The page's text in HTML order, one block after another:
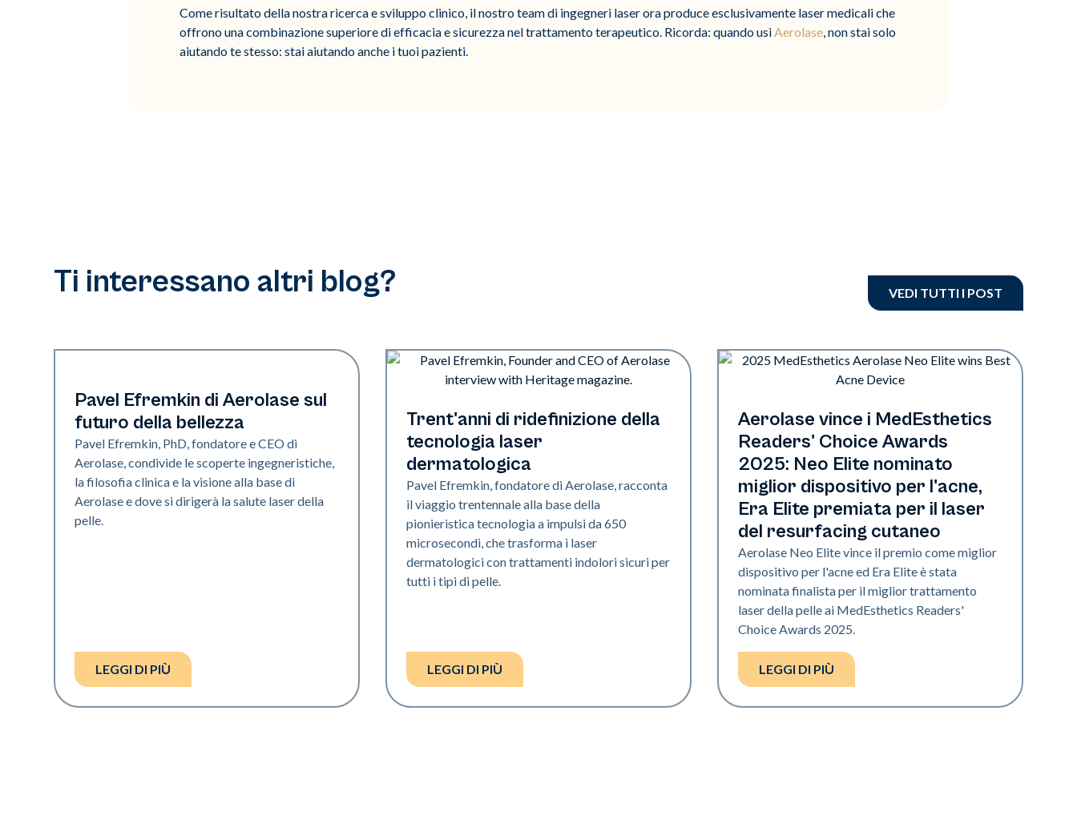
Come risultato della nostra ricerca e sviluppo clinico, il nostro team di ingegneri laser ora produce esclusivamente laser medicali che
offrono una combinazione superiore di efficacia e sicurezza nel trattamento terapeutico. Ricorda: quando usiAerolase, non stai solo
aiutando te stesso: stai aiutando anche i tuoi pazienti.
Ti interessano altri blog? VEDI TUTTI I POST
Industria
Pavel Efremkin di Aerolase sul
futuro della bellezza
Pavel Efremkin, PhD, fondatore e CEO di
Aerolase, condivide le scoperte ingegneristiche,
la filosofia clinica e la visione alla base di
Aerolase e dove si dirigerà la salute laser della
pelle.
LEGGI DI PIÙ
Industria
Trent'anni di ridefinizione della
tecnologia laser
dermatologica
Pavel Efremkin, fondatore di Aerolase, racconta
il viaggio trentennale alla base della
pionieristica tecnologia a impulsi da 650
microsecondi, che trasforma i laser
dermatologici con trattamenti indolori sicuri per
tutti i tipi di pelle.
LEGGI DI PIÙ
Industria
Aerolase vince i MedEsthetics
Readers' Choice Awards
2025: Neo Elite nominato
miglior dispositivo per l'acne,
Era Elite premiata per il laser
del resurfacing cutaneo
Aerolase Neo Elite vince il premio come miglior
dispositivo per l'acne ed Era Elite è stata
nominata finalista per il miglior trattamento
laser della pelle ai MedEsthetics Readers'
Choice Awards 2025.
LEGGI DI PIÙ